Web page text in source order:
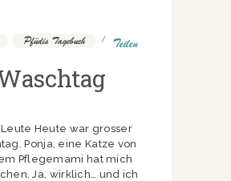
Pfüdis Tagebuch Teilen
Heute war grosser
Ponja, eine Katze von
Pflegemami hat mich
Ja, wirklich… und ich